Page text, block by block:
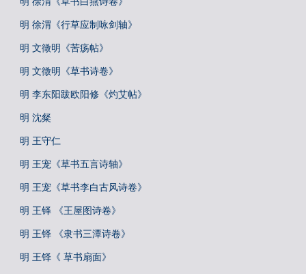
明 徐渭《行草应制咏剑轴》
明 文徵明《苦疡帖》
明 文徵明《草书诗卷》
明 李东阳跋欧阳修《灼艾帖》
明 沈粲
明 王守仁
明 王宠《草书五言诗轴》
明 王宠《草书李白古风诗卷》
明 王铎 《王屋图诗卷》
明 王铎 《隶书三潭诗卷》
明 王铎《 草书扇面》